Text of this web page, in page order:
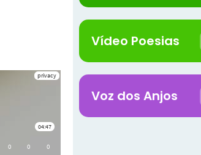
Vídeo Poesias
Voz dos Anjos